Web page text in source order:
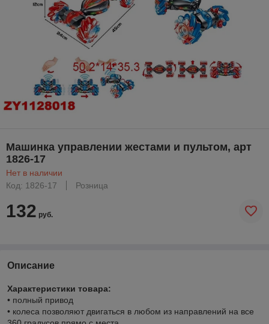
Машинка управлении жестами и пультом, арт
1826-17
Нет в наличии
Код: 1826-17
Розница
132 руб.
Описание
Характеристики товара:
• полный привод
• колеса позволяют двигаться в любом из направлений на все